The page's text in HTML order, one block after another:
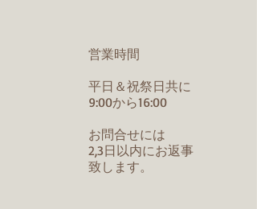
営業時間
平日＆祝祭日共に
9:00から16:00
お問合せには
2,3日以内にお返事
致します。